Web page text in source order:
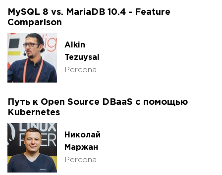
MySQL 8 vs. MariaDB 10.4 - Feature
Comparison
Alkin
Tezuysal
Percona
Путь к Open Source DBaaS с помощью
Kubernetes
Николай
Маржан
Percona